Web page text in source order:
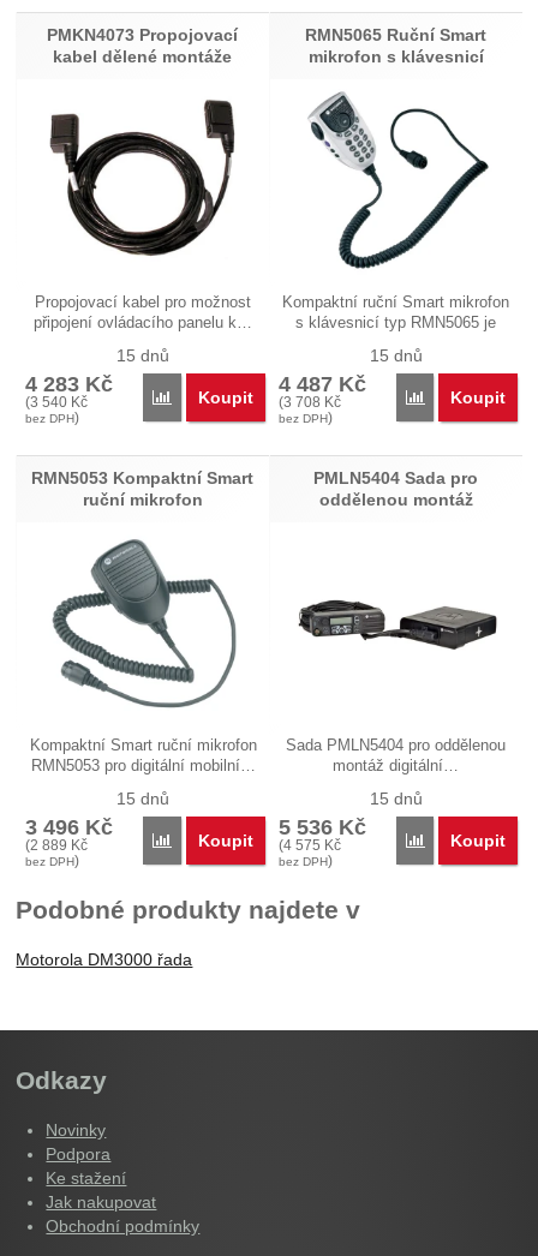
PMKN4073 Propojovací
kabel dělené montáže
Propojovací kabel pro možnost
připojení ovládacího panelu k…
15 dnů
4 283 Kč
(3 540 Kč
bez DPH)
Porovnat
Koupit
RMN5065 Ruční Smart
mikrofon s klávesnicí
Kompaktní ruční Smart mikrofon
s klávesnicí typ RMN5065 je
15 dnů
4 487 Kč
(3 708 Kč
bez DPH)
Porovnat
Koupit
RMN5053 Kompaktní Smart
ruční mikrofon
Kompaktní Smart ruční mikrofon
RMN5053 pro digitální mobilní…
15 dnů
3 496 Kč
(2 889 Kč
bez DPH)
Porovnat
Koupit
PMLN5404 Sada pro
oddělenou montáž
Sada PMLN5404 pro oddělenou
montáž digitální…
15 dnů
5 536 Kč
(4 575 Kč
bez DPH)
Porovnat
Koupit
Podobné produkty najdete v
Motorola DM3000 řada
Odkazy
Novinky
Podpora
Ke stažení
Jak nakupovat
Obchodní podmínky